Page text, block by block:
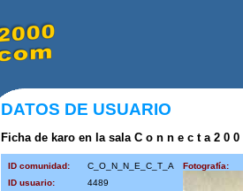
DATOS DE USUARIO
Ficha de karo en la sala C o n n e c t a 2 0 0
ID comunidad: C_O_N_N_E_C_T_A
Fotografía:
ID usuario:
4489